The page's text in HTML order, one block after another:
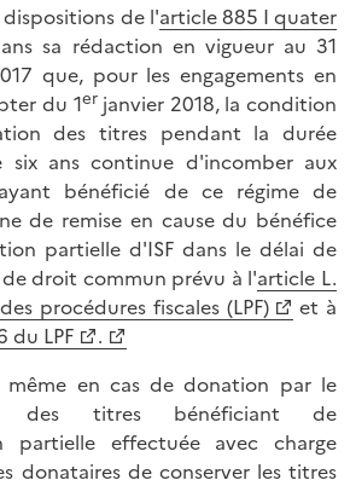
de l'article 885 I quater
sa rédaction en vigueur au 31
que, pour les engagements en
du 1erjanvier 2018, la condition
des titres pendant la durée
six ans continue d'incomber aux
bénéficié de ce régime de
de remise en cause du bénéfice
partielle d'ISF dans le délai de
droit commun prévu à l'article L.
procédures fiscales (LPF)
et à
du LPF
.
en cas de donation par le
des titres bénéficiant de
partielle effectuée avec charge
donataires de conserver les titres